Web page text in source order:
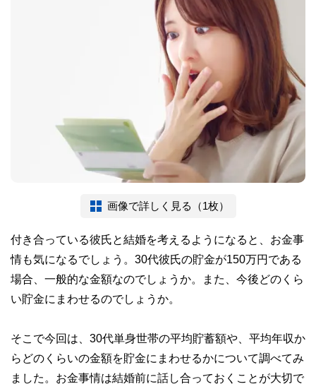
画像で詳しく見る（1枚）
付き合っている彼氏と結婚を考えるようになると、お金事
情も気になるでしょう。30代彼氏の貯金が150万円である
場合、一般的な金額なのでしょうか。また、今後どのくら
い貯金にまわせるのでしょうか。
そこで今回は、30代単身世帯の平均貯蓄額や、平均年収か
らどのくらいの金額を貯金にまわせるかについて調べてみ
ました。お金事情は結婚前に話し合っておくことが大切で